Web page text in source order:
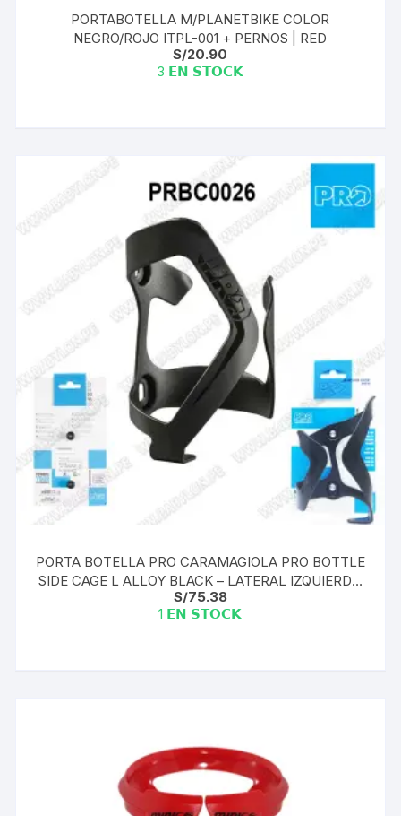
PORTABOTELLA M/PLANETBIKE COLOR
NEGRO/ROJO ITPL-001 + PERNOS | RED
S/20.90
3 𝗘𝗡 𝗦𝗧𝗢𝗖𝗞
PORTA BOTELLA PRO CARAMAGIOLA PRO BOTTLE
SIDE CAGE L ALLOY BLACK – LATERAL IZQUIERDO
CLEAR PRBC0026
S/75.38
1 𝗘𝗡 𝗦𝗧𝗢𝗖𝗞